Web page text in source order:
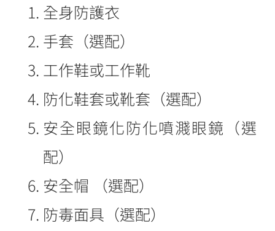
全身防護衣
手套（選配）
工作鞋或工作靴
防化鞋套或靴套（選配）
安全眼鏡化防化噴濺眼鏡（選
配）
安全帽 （選配）
防毒面具（選配）